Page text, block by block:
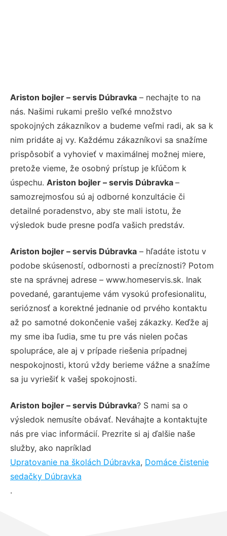
Ariston bojler – servis Dúbravka – nechajte to na
nás. Našimi rukami prešlo veľké množstvo
spokojných zákazníkov a budeme veľmi radi, ak sa k
nim pridáte aj vy. Každému zákazníkovi sa snažíme
prispôsobiť a vyhovieť v maximálnej možnej miere,
pretože vieme, že osobný prístup je kľúčom k
úspechu. Ariston bojler – servis Dúbravka –
samozrejmosťou sú aj odborné konzultácie či
detailné poradenstvo, aby ste mali istotu, že
výsledok bude presne podľa vašich predstáv.
Ariston bojler – servis Dúbravka – hľadáte istotu v
podobe skúseností, odbornosti a precíznosti? Potom
ste na správnej adrese – www.homeservis.sk. Inak
povedané, garantujeme vám vysokú profesionalitu,
serióznosť a korektné jednanie od prvého kontaktu
až po samotné dokončenie vašej zákazky. Keďže aj
my sme iba ľudia, sme tu pre vás nielen počas
spolupráce, ale aj v prípade riešenia prípadnej
nespokojnosti, ktorú vždy berieme vážne a snažíme
sa ju vyriešiť k vašej spokojnosti.
Ariston bojler – servis Dúbravka? S nami sa o
výsledok nemusíte obávať. Neváhajte a kontaktujte
nás pre viac informácií. Prezrite si aj ďalšie naše
služby, ako napríklad
Upratovanie na školách Dúbravka, Domáce čistenie
sedačky Dúbravka
.